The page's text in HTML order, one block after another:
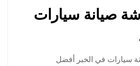
صيانة سيارات
سيارات في الخبر أفضل